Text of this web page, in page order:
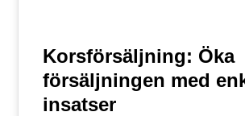
Korsförsäljning: Öka
försäljningen med
insatser